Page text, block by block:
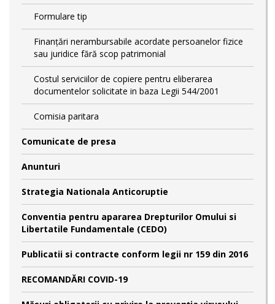
Formulare tip
Finanțări nerambursabile acordate persoanelor fizice
sau juridice fără scop patrimonial
Costul serviciilor de copiere pentru eliberarea
documentelor solicitate in baza Legii 544/2001
Comisia paritara
Comunicate de presa
Anunturi
Strategia Nationala Anticoruptie
Conventia pentru apararea Drepturilor Omului si
Libertatile Fundamentale (CEDO)
Publicatii si contracte conform legii nr 159 din 2016
RECOMANDĂRI COVID-19